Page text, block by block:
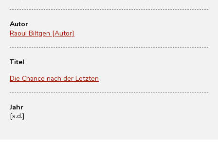
Autor
Raoul Biltgen [Autor]
Titel
Die Chance nach der Letzten
Jahr
[s.d.]